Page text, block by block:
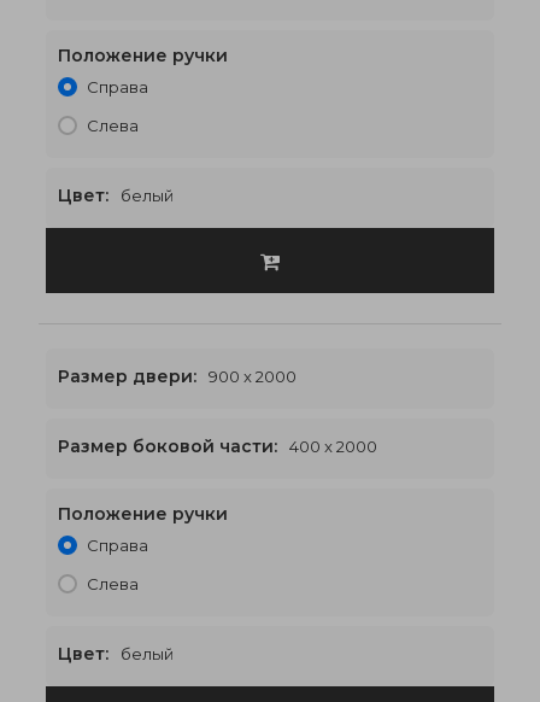
1500 x 2000€546
Положение ручки
Справа
Слева
Цвет: белый
1700 x 2000€560
Размер двери: 900 x 2000
Размер боковой части: 400 x 2000
Положение ручки
Справа
Слева
Цвет: белый